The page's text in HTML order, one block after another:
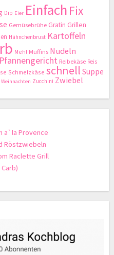
Dip Eier Einfach Fix
Gemüsebrühe Gratin Grillen
Hähnchenbrust Kartoffeln
Mehl Muffins Nudeln
Pfannengericht Reibekäse Reis
Schmelzkäse schnell Suppe
Weihnachten Zucchini Zwiebel
a`la Provence
Röstzwiebeln
Raclette Grill